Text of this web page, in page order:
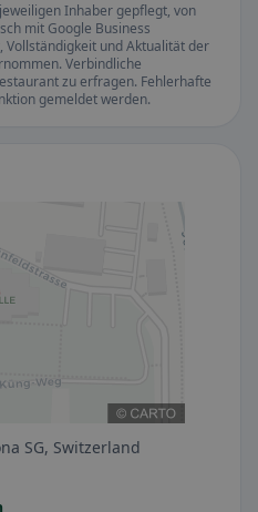
Inhaber gepflegt, von
mit Google Business
Vollständigkeit und Aktualität der
Verbindliche
zu erfragen. Fehlerhafte
gemeldet werden.
SG, Switzerland